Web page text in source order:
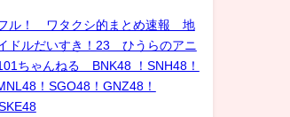
ル！ ワタクシ的まとめ速報 地
ドルだいすき！23 ひうらのアニ
ちゃんねる BNK48 ！SNH48！
！SGO48！GNZ48！